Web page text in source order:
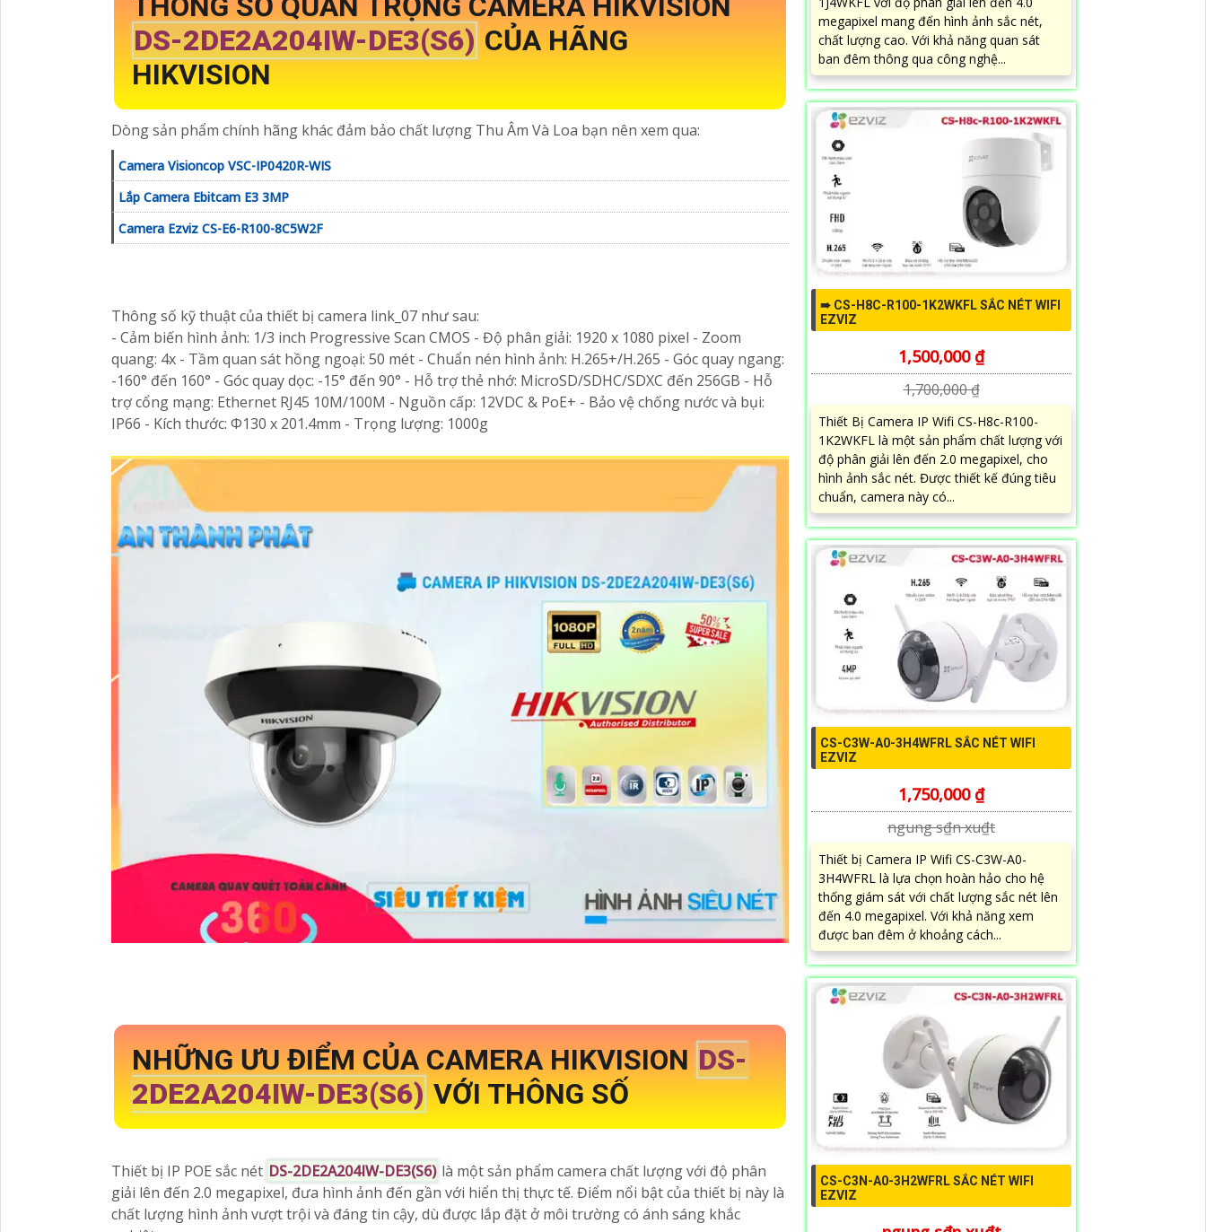
DS-2DE2A204IW-DE3(S6) CỦA HÃNG
HIKVISION
Dòng sản phẩm chính hãng khác đảm bảo chất lượng Thu Âm Và Loa bạn nên xem qua:
Camera Visioncop VSC-IP0420R-WIS
Lắp Camera Ebitcam E3 3MP
Camera Ezviz CS-E6-R100-8C5W2F
Thông số kỹ thuật của thiết bị camera link_07 như sau:
- Cảm biến hình ảnh: 1/3 inch Progressive Scan CMOS - Độ phân giải: 1920 x 1080 pixel - Zoom
quang: 4x - Tầm quan sát hồng ngoại: 50 mét - Chuẩn nén hình ảnh: H.265+/H.265 - Góc quay ngang:
-160° đến 160° - Góc quay dọc: -15° đến 90° - Hỗ trợ thẻ nhớ: MicroSD/SDHC/SDXC đến 256GB - Hỗ
trợ cổng mạng: Ethernet RJ45 10M/100M - Nguồn cấp: 12VDC & PoE+ - Bảo vệ chống nước và bụi:
IP66 - Kích thước: Φ130 x 201.4mm - Trọng lượng: 1000g
NHỮNG ƯU ĐIỂM CỦA CAMERA HIKVISION DS-
2DE2A204IW-DE3(S6) VỚI THÔNG SỐ
Thiết bị IP POE sắc nét DS-2DE2A204IW-DE3(S6) là một sản phẩm camera chất lượng với độ phân
giải lên đến 2.0 megapixel, đưa hình ảnh đến gần với hiển thị thực tế. Điểm nổi bật của thiết bị này là
chất lượng hình ảnh vượt trội và đáng tin cậy, dù được lắp đặt ở môi trường có ánh sáng khắc
megapixel mang đến hình ảnh sắc nét,
chất lượng cao. Với khả năng quan sát
ban đêm thông qua công nghệ...
➠ CS-H8C-R100-1K2WKFL SẮC NÉT WIFI
EZVIZ
1,500,000 ₫
1,700,000 ₫
Thiết Bị Camera IP Wifi CS-H8c-R100-
1K2WKFL là một sản phẩm chất lượng với
độ phân giải lên đến 2.0 megapixel, cho
hình ảnh sắc nét. Được thiết kế đúng tiêu
chuẩn, camera này có...
CS-C3W-A0-3H4WFRL SẮC NÉT WIFI
EZVIZ
1,750,000 ₫
ngung s₫n xu₫t
Thiết bị Camera IP Wifi CS-C3W-A0-
3H4WFRL là lựa chọn hoàn hảo cho hệ
thống giám sát với chất lượng sắc nét lên
đến 4.0 megapixel. Với khả năng xem
được ban đêm ở khoảng cách...
CS-C3N-A0-3H2WFRL SẮC NÉT WIFI
EZVIZ